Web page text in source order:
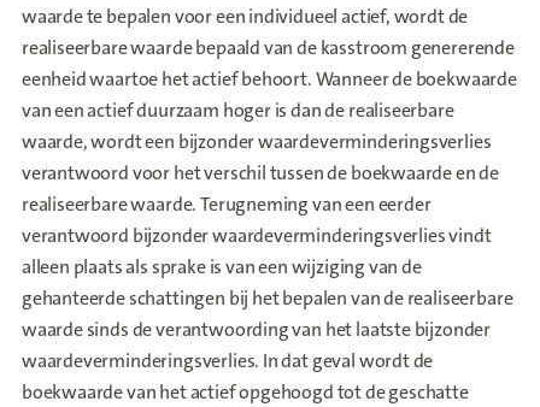
waarde te bepalen voor een individueel actief, wordt de
realiseerbare waarde bepaald van de kasstroom genererende
eenheid waartoe het actief behoort. Wanneer de boekwaarde
van een actief duurzaam hoger is dan de realiseerbare
waarde, wordt een bijzonder waardeverminderingsverlies
verantwoord voor het verschil tussen de boekwaarde en de
realiseerbare waarde. Terugneming van een eerder
verantwoord bijzonder waardeverminderingsverlies vindt
alleen plaats als sprake is van een wijziging van de
gehanteerde schattingen bij het bepalen van de realiseerbare
waarde sinds de verantwoording van het laatste bijzonder
waardeverminderingsverlies. In dat geval wordt de
boekwaarde van het actief opgehoogd tot de geschatte